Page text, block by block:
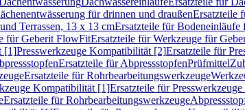
für drinnen und draußenErsatzteile
Terrassen, 13 x 13 cmErsatzteile für Bodeneinläufe
für Geberit FlowFitErsatzteile für Werkzeuge für
[1]Presswerkzeuge Kompatibilität [2]Ersatzteile für
Ersatzteile für AbpressstopfenPrüfmittel
Ersatzteile für Rohrbearbeitungswerkzeuge
Kompatibilität [1]Ersatzteile für
Ersatzteile für Rohrbearbeitungswerkzeuge